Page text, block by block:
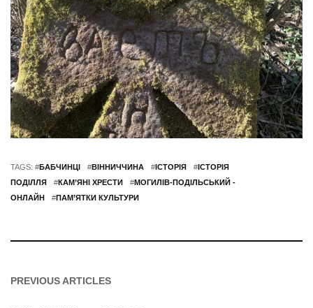
TAGS: #БАБЧИНЦІ #ВІННИЧЧИНА #ІСТОРІЯ #ІСТОРІЯ
ПОДІЛЛЯ
#КАМ’ЯНІ ХРЕСТИ #МОГИЛІВ-ПОДІЛЬСЬКИЙ -
ОНЛАЙН
#ПАМ’ЯТКИ КУЛЬТУРИ
PREVIOUS ARTICLES